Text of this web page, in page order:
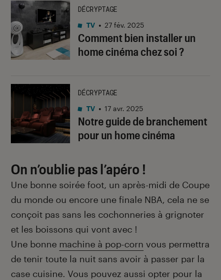
Comment bien installer un
home cinéma chez soi ?
DÉCRYPTAGE
TV • 27 fév. 2025
Notre guide de branchement
pour un home cinéma
DÉCRYPTAGE
TV • 17 avr. 2025
On n’oublie pas l’apéro !
Une bonne soirée foot, un après-midi de Coupe
du monde ou encore une finale NBA, cela ne se
conçoit pas sans les cochonneries à grignoter
et les boissons qui vont avec !
Une bonne machine à pop-corn vous permettra
de tenir toute la nuit sans avoir à passer par la
case cuisine. Vous pouvez aussi opter pour la